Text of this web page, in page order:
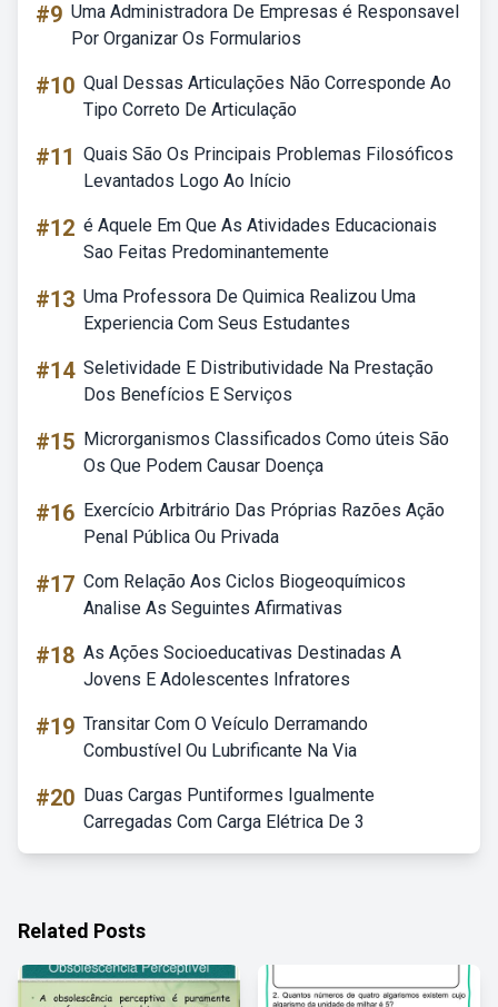
#9 Uma Administradora De Empresas é Responsavel
Por Organizar Os Formularios
#10 Qual Dessas Articulações Não Corresponde Ao
Tipo Correto De Articulação
#11 Quais São Os Principais Problemas Filosóficos
Levantados Logo Ao Início
#12 é Aquele Em Que As Atividades Educacionais
Sao Feitas Predominantemente
#13 Uma Professora De Quimica Realizou Uma
Experiencia Com Seus Estudantes
#14 Seletividade E Distributividade Na Prestação
Dos Benefícios E Serviços
#15 Microrganismos Classificados Como úteis São
Os Que Podem Causar Doença
#16 Exercício Arbitrário Das Próprias Razões Ação
Penal Pública Ou Privada
#17 Com Relação Aos Ciclos Biogeoquímicos
Analise As Seguintes Afirmativas
#18 As Ações Socioeducativas Destinadas A
Jovens E Adolescentes Infratores
#19 Transitar Com O Veículo Derramando
Combustível Ou Lubrificante Na Via
#20 Duas Cargas Puntiformes Igualmente
Carregadas Com Carga Elétrica De 3
Related Posts